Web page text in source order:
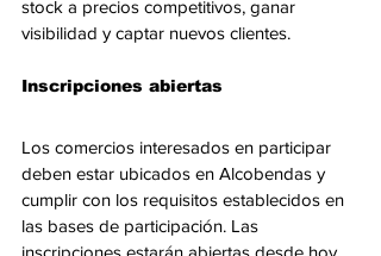
stock a precios competitivos, ganar
visibilidad y captar nuevos clientes.
Inscripciones abiertas
Los comercios interesados en participar
deben estar ubicados en Alcobendas y
cumplir con los requisitos establecidos en
las bases de participación. Las